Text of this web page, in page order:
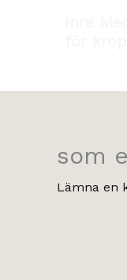
som
Lämna en